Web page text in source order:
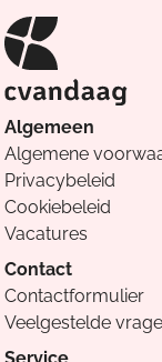
Algemeen
Algemene
Privacybeleid
Cookiebeleid
Vacatures
Contact
Contactformulier
Veelgestelde
Service